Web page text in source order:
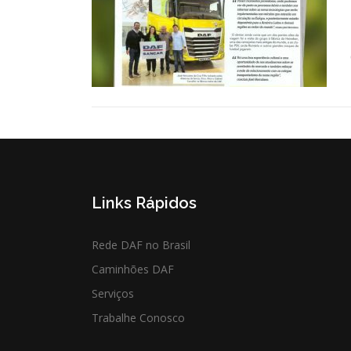
Links Rápidos
Rede DAF no Brasil
Caminhões DAF
Serviços
Trabalhe Conosco